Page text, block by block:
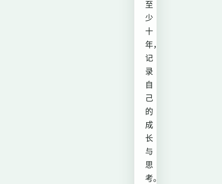
至
少
十
年，
记
录
自
己
的
成
长
与
思
考。